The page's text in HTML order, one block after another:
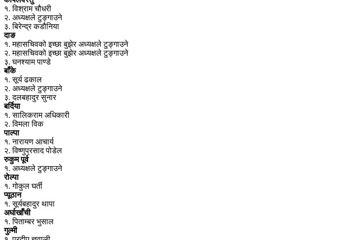
१. विश्राम चौधरी
२. अध्यक्षले टुङ्गाउने
३. बिरेन्द्र कडौनिया
दाङ
१. महासचिवको इच्छा बुझेर अध्यक्षले टुङ्गाउने
२. महासचिवको इच्छा बुझेर अध्यक्षले टुङ्गाउने
३. घनश्याम पाण्डे
बाँके
१. सूर्य ढकाल
२. अध्यक्षले टुङ्गाउने
३. दलबहादुर सुनार
बर्दिया
१. सालिकराम अधिकारी
२. विमला विक
पाल्पा
१. नारायण आचार्य
२. विष्णुप्रसाद पोडेल
रुकुम पूर्व
१. अध्यक्षले टुङ्गाउने
रोल्पा
१. गोकुल घर्ती
प्यूठान
१. सूर्यबहादुर थापा
अर्घाखाँची
१. पिताम्बर भुसाल
गुल्मी